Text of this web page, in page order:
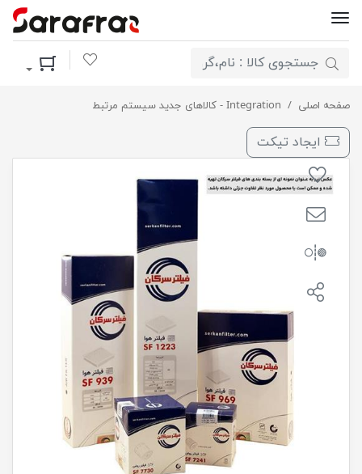
لیست مورد علاقه
سبد خرید
صفحه اصلی Integration - کالاهای جدید سیستم مرتبطفیلترهواکش پژو206سرکان 974 / 12
ایجاد تیکت